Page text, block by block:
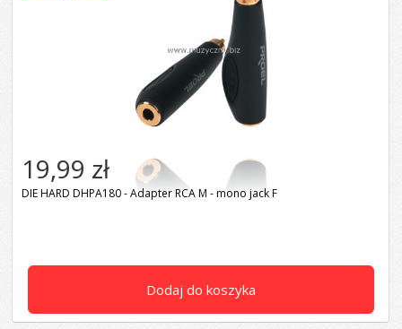
Dodaj do koszyka
19,99 zł
DIE HARD DHPA180 - Adapter RCA M - mono jack F